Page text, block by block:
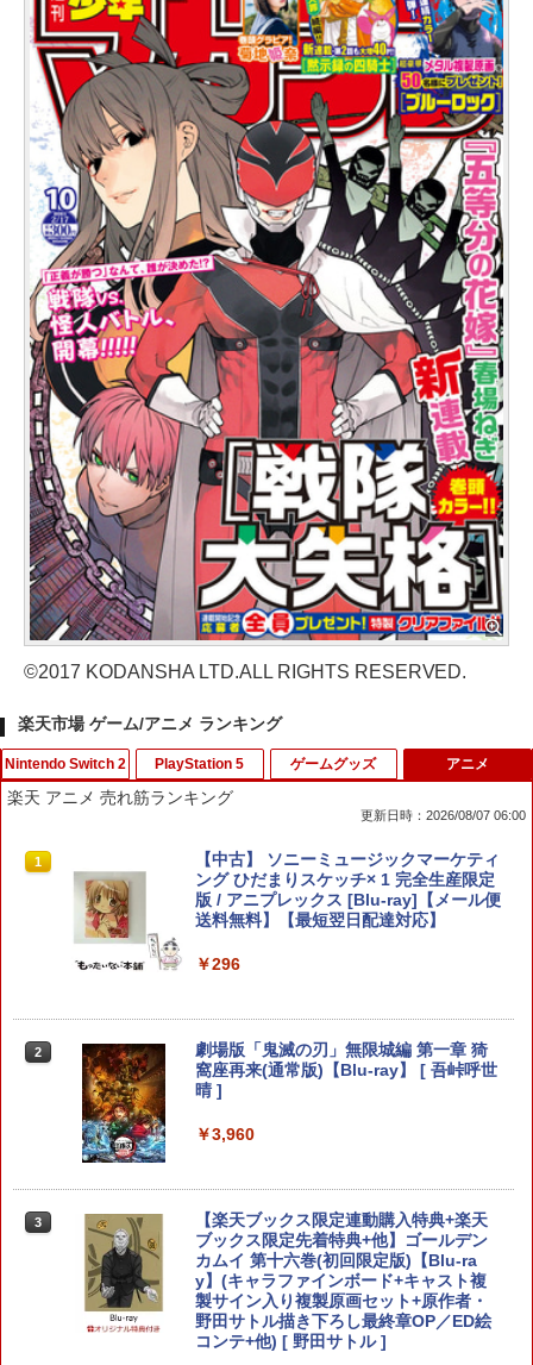
©2017 KODANSHA LTD.ALL RIGHTS RESERVED.
楽天市場 ゲーム/アニメ ランキング
Nintendo Switch 2
1 スプラトゥーン レイダース
￥6,507
【中古】[Switch2] ぽこ あ ポケモン(20
260305)
tch 2】 BEEPAADLA [BEEPAADLA]
￥6,720
PlayStation 5
1
[メール便OK]【新品】【PS5】MotoGP
24［PS5版］[在庫品]
￥920
テーション5ソフト／アクション・ゲー
ム
警察パトレイバー the Case Files[グッ
ドスマイルカンパニー]《08月予約》
￥5,970
ゲームグッズ アニメ
楽天 アニメ 売れ筋ランキング
更新日時：2026/08/07 06:00
1
【中古】 ソニーミュージックマーケティ
ング ひだまりスケッチ× 1 完全生産限定
版 / アニプレックス [Blu-ray]【メール便
送料無料】【最短翌日配達対応】
￥296
2
劇場版「鬼滅の刃」無限城編 第一章 猗
窩座再来(通常版)【Blu-ray】 [ 吾峠呼世
晴 ]
￥3,960
3
【楽天ブックス限定連動購入特典+楽天
ブックス限定先着特典+他】ゴールデン
カムイ 第十六巻(初回限定版)【Blu-ra
y】(キャラファインボード+キャスト複
製サイン入り複製原画セット+原作者・
野田サトル描き下ろし最終章OP／ED絵
コンテ+他) [ 野田サトル ]